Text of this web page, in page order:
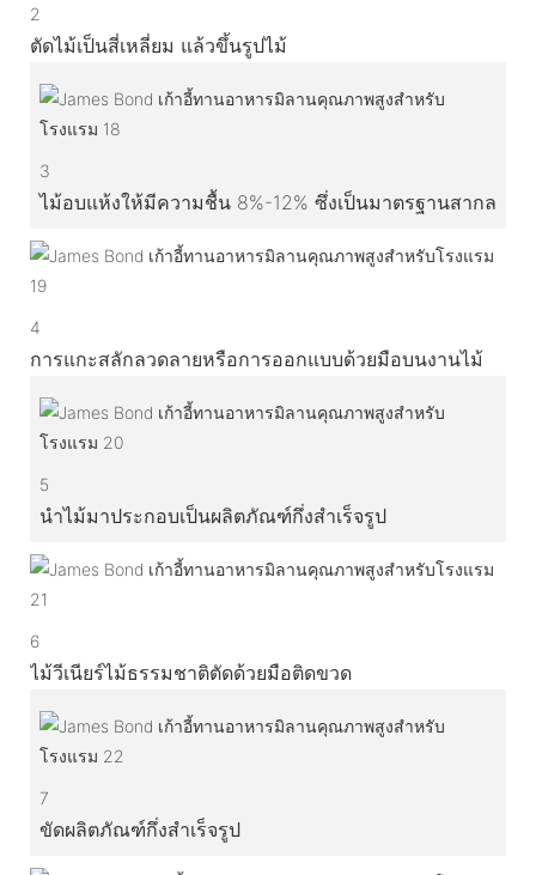
2
ตัดไม้เป็นสี่เหลี่ยม แล้วขึ้นรูปไม้
3
ไม้อบแห้งให้มีความชื้น 8%-12% ซึ่งเป็นมาตรฐานสากล
4
การแกะสลักลวดลายหรือการออกแบบด้วยมือบนงานไม้
5
นำไม้มาประกอบเป็นผลิตภัณฑ์กึ่งสำเร็จรูป
6
ไม้วีเนียร์ไม้ธรรมชาติตัดด้วยมือติดขวด
7
ขัดผลิตภัณฑ์กึ่งสำเร็จรูป